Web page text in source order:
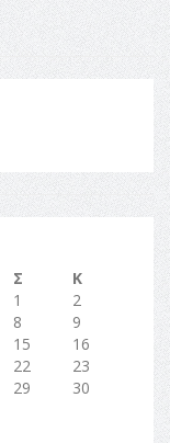
Σ
Κ
1
2
8
9
15
16
22
23
29
30